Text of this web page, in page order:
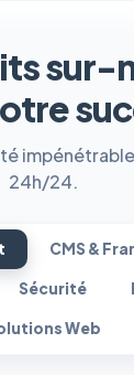
sur-
24h/24.
CMS &
Sécurité
Web